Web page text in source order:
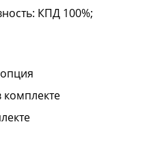
КПД 100%;
комплекте